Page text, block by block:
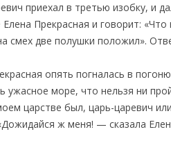
приехал в третью изобку, и
Елена Прекрасная и говорит:
смех две полушки положил».
опять погналась в
ужасное море, что нельзя ни
царстве был, царь-царевич
ж меня! — сказала